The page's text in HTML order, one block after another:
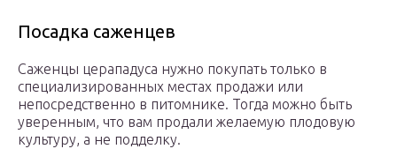
Посадка саженцев
Саженцы церападуса нужно покупать только в
специализированных местах продажи или
непосредственно в питомнике. Тогда можно быть
уверенным, что вам продали желаемую плодовую
культуру, а не подделку.